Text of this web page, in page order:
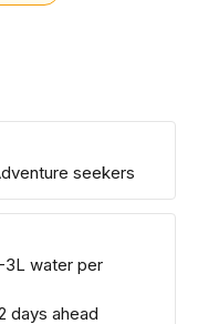
seekers
3L water per
days ahead